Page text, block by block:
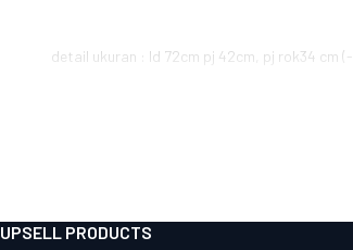
detail ukuran : ld 72cm pj 42cm, pj rok34 cm
UPSELL PRODUCTS